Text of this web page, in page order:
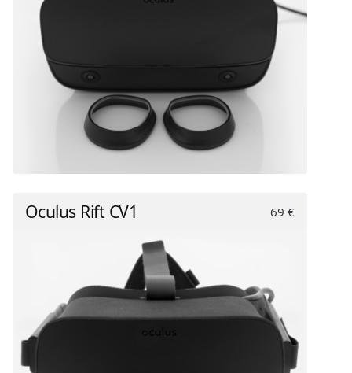
Oculus Rift CV1 69 €